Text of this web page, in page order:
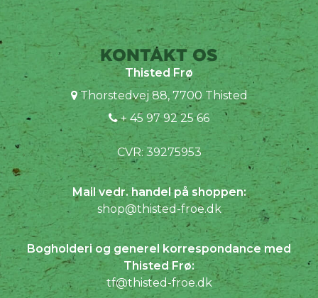
KONTAKT OS
Thisted Frø
Thorstedvej 88, 7700 Thisted
+ 45 97 92 25 66
CVR: 39275953
Mail vedr. handel på shoppen:
shop@thisted-froe.dk
Bogholderi og generel korrespondance med
Thisted Frø:
tf@thisted-froe.dk